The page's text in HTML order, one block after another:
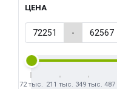
ЦЕНА
-
72 тыс. 211 тыс. 349 тыс. 487